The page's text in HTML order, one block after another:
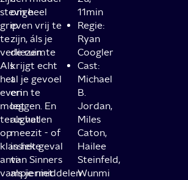
stevige
grip
te
verliezen.
Als
het
even
moet
terugvallen
op
klassieke
anti-
vampiermiddelen
om heel
even vrij te
zijn, áls je
de ruimte
krijgt echt
al je gevoel
erin te
leggen. En
als het
meezit - of
in het geval
van Sinners
als je niet
11min
Regie:
Ryan
Coogler
Cast:
Michael
B.
Jordan,
Miles
Caton,
Hailee
Steinfeld,
Wunmi